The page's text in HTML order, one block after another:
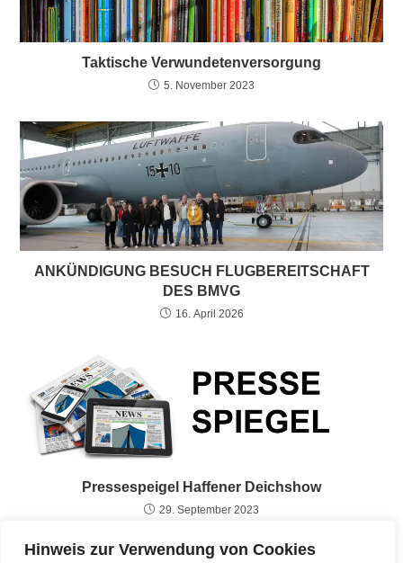
Hinweis zur Verwendung von Cookies
Taktische Verwundetenversorgung
5. November 2023
ANKÜNDIGUNG BESUCH FLUGBEREITSCHAFT
DES BMVG
16. April 2026
Pressespeigel Haffener Deichshow
29. September 2023